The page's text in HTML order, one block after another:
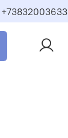
+73832003633